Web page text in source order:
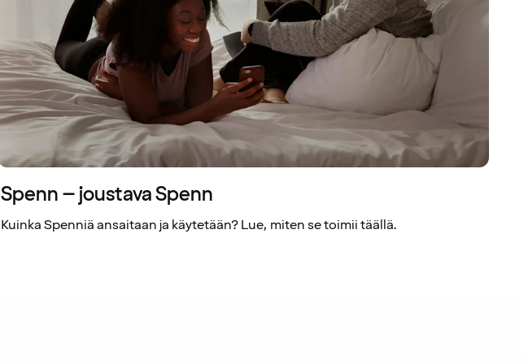
Spenn – joustava Spenn
Kuinka Spenniä ansaitaan ja käytetään? Lue, miten se toimii täällä.